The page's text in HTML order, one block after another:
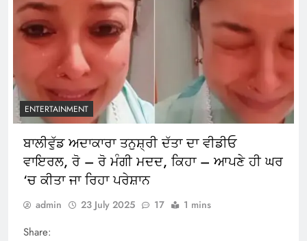
ENTERTAINMENT
ਬਾਲੀਵੁੱਡ ਅਦਾਕਾਰਾ ਤਨੁਸ਼੍ਰੀ ਦੱਤਾ ਦਾ ਵੀਡੀਓ
ਵਾਇਰਲ, ਰੋ – ਰੋ ਮੰਗੀ ਮਦਦ, ਕਿਹਾ – ਆਪਣੇ ਹੀ ਘਰ
‘ਚ ਕੀਤਾ ਜਾ ਰਿਹਾ ਪਰੇਸ਼ਾਨ
admin 23 July 2025 17 1 mins
Share: